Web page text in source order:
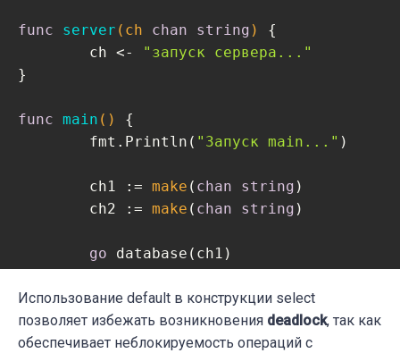
func server (ch chan string )
{
	ch <-
"запуск сервера..."
}
func main ()
{
	fmt.Println(
"Запуск main..." )
	ch1 :=
make ( chan string )
	ch2 :=
make ( chan string )
go database(ch1)
	time.Sleep(
3 * time.Second) // без
Использование default в конструкции select
позволяет избежать возникновения deadlock, так как
обеспечивает неблокируемость операций с